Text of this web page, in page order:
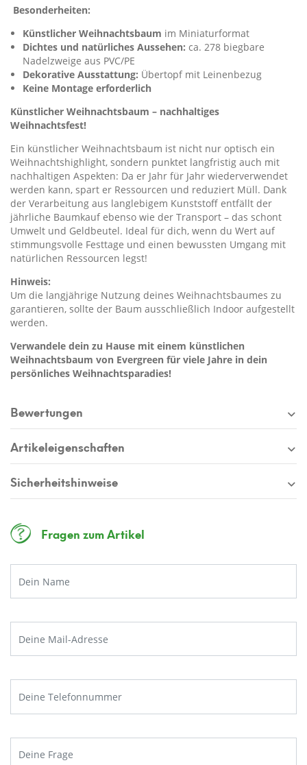
Besonderheiten:
Künstlicher Weihnachtsbaum im Miniaturformat
Dichtes und natürliches Aussehen: ca. 278 biegbare
Nadelzweige aus PVC/PE
Dekorative Ausstattung: Übertopf mit Leinenbezug
Keine Montage erforderlich
Künstlicher Weihnachtsbaum – nachhaltiges
Weihnachtsfest!
Ein künstlicher Weihnachtsbaum ist nicht nur optisch ein
Weihnachtshighlight, sondern punktet langfristig auch mit
nachhaltigen Aspekten: Da er Jahr für Jahr wiederverwendet
werden kann, spart er Ressourcen und reduziert Müll. Dank
der Verarbeitung aus langlebigem Kunststoff entfällt der
jährliche Baumkauf ebenso wie der Transport – das schont
Umwelt und Geldbeutel. Ideal für dich, wenn du Wert auf
stimmungsvolle Festtage und einen bewussten Umgang mit
natürlichen Ressourcen legst!
Hinweis:
Um die langjährige Nutzung deines Weihnachtsbaumes zu
garantieren, sollte der Baum ausschließlich Indoor aufgestellt
werden.
Verwandele dein zu Hause mit einem künstlichen
Weihnachtsbaum von Evergreen für viele Jahre in dein
persönliches Weihnachtsparadies!
Bewertungen
Artikeleigenschaften
Sicherheitshinweise
Fragen zum Artikel